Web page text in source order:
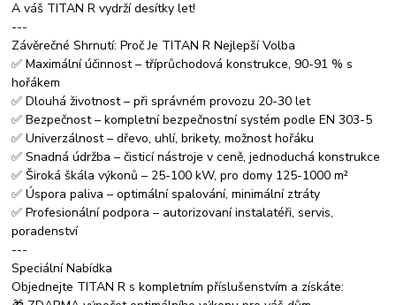
A váš TITAN R vydrží desítky let!
---
Závěrečné Shrnutí: Proč Je TITAN R Nejlepší Volba
✅ Maximální účinnost – tříprůchodová konstrukce, 90-91 % s
hořákem
✅ Dlouhá životnost – při správném provozu 20-30 let
✅ Bezpečnost – kompletní bezpečnostní systém podle EN 303-5
✅ Univerzálnost – dřevo, uhlí, brikety, možnost hořáku
✅ Snadná údržba – čisticí nástroje v ceně, jednoduchá konstrukce
✅ Široká škála výkonů – 25-100 kW, pro domy 125-1000 m²
✅ Úspora paliva – optimální spalování, minimální ztráty
✅ Profesionální podpora – autorizovaní instalatéři, servis,
poradenství
---
Speciální Nabídka
Objednejte TITAN R s kompletním příslušenstvím a získáte: